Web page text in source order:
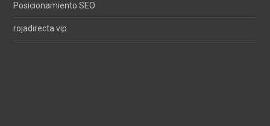
Posicionamiento SEO
rojadirecta vip